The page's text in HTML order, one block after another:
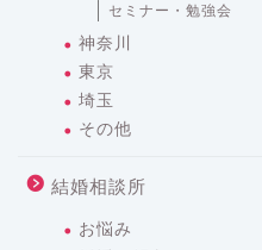
セミナー・勉強会
神奈川
東京
埼玉
その他
結婚相談所
お悩み